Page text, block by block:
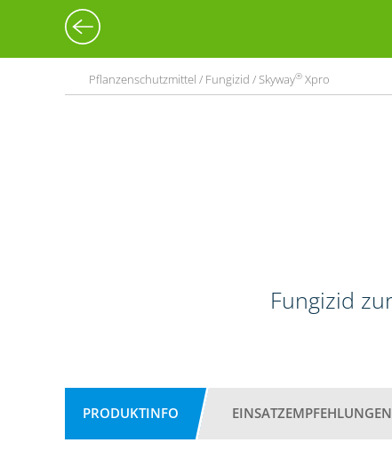
Pflanzenschutzmittel / Fungizid / Skyway® Xpro
Fungizid
PRODUKTINFO EINSATZEMPFEHLUNGEN